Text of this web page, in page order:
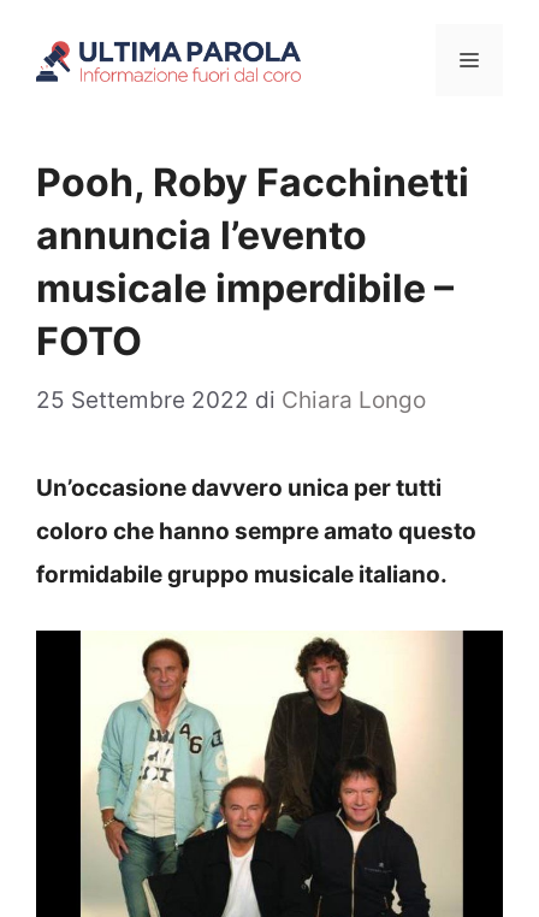
Menu
Pooh, Roby Facchinetti
annuncia l’evento
musicale imperdibile –
FOTO
25 Settembre 2022 di Chiara Longo
Un’occasione davvero unica per tutti
coloro che hanno sempre amato questo
formidabile gruppo musicale italiano.